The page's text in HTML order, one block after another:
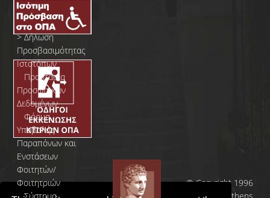
>Δήλωση
Προσβασιμότητας
Ιστοτόπων
Προστασία
Προσωπικών
Δεδομένων
Φόρμα
Yποβολής
Παραπόνων και
Ενστάσεων
Φοιτητών/
Φοιτητριών
© Copyright 1996